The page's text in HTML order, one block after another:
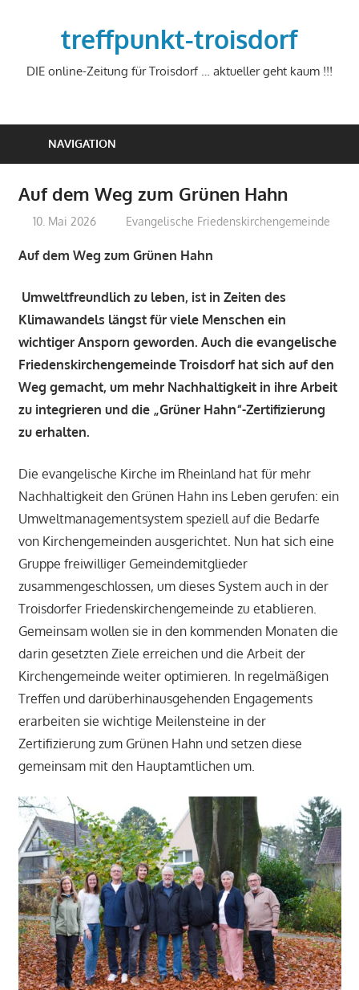
treffpunkt-troisdorf
DIE online-Zeitung für Troisdorf … aktueller geht kaum !!!
NAVIGATION
Auf dem Weg zum Grünen Hahn
10. Mai 2026 treffpunkt
Evangelische Friedenskirchengemeinde
Auf dem Weg zum Grünen Hahn
Umweltfreundlich zu leben, ist in Zeiten des
Klimawandels längst für viele Menschen ein
wichtiger Ansporn geworden. Auch die evangelische
Friedenskirchengemeinde Troisdorf hat sich auf den
Weg gemacht, um mehr Nachhaltigkeit in ihre Arbeit
zu integrieren und die „Grüner Hahn“-Zertifizierung
zu erhalten.
Die evangelische Kirche im Rheinland hat für mehr
Nachhaltigkeit den Grünen Hahn ins Leben gerufen: ein
Umweltmanagementsystem speziell auf die Bedarfe
von Kirchengemeinden ausgerichtet. Nun hat sich eine
Gruppe freiwilliger Gemeindemitglieder
zusammengeschlossen, um dieses System auch in der
Troisdorfer Friedenskirchengemeinde zu etablieren.
Gemeinsam wollen sie in den kommenden Monaten die
darin gesetzten Ziele erreichen und die Arbeit der
Kirchengemeinde weiter optimieren. In regelmäßigen
Treffen und darüberhinausgehenden Engagements
erarbeiten sie wichtige Meilensteine in der
Zertifizierung zum Grünen Hahn und setzen diese
gemeinsam mit den Hauptamtlichen um.